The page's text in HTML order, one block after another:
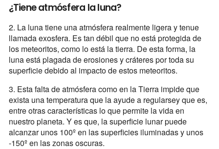
¿Tiene atmósfera la luna?
2. La luna tiene una atmósfera realmente ligera y tenue
llamada exosfera. Es tan débil que no está protegida de
los meteoritos, como lo está la tierra. De esta forma, la
luna está plagada de erosiones y cráteres por toda su
superficie debido al impacto de estos meteoritos.
3. Esta falta de atmósfera como en la Tierra impide que
exista una temperatura que la ayude a regularsey que es,
entre otras características lo que permite la vida en
nuestro planeta. Y es que, la superficie lunar puede
alcanzar unos 100º en las superficies iluminadas y unos
-150º en las zonas oscuras.